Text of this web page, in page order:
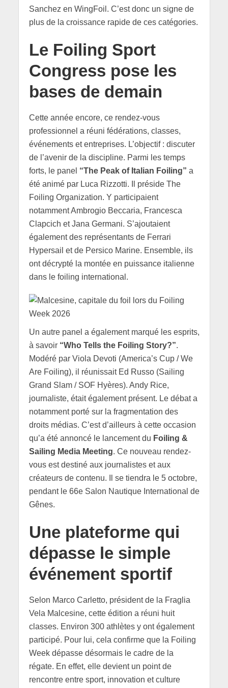
Sanchez en WingFoil. C’est donc un signe de
plus de la croissance rapide de ces catégories.
Le Foiling Sport
Congress pose les
bases de demain
Cette année encore, ce rendez-vous
professionnel a réuni fédérations, classes,
événements et entreprises. L’objectif : discuter
de l’avenir de la discipline. Parmi les temps
forts, le panel “The Peak of Italian Foiling” a
été animé par Luca Rizzotti. Il préside The
Foiling Organization. Y participaient
notamment Ambrogio Beccaria, Francesca
Clapcich et Jana Germani. S’ajoutaient
également des représentants de Ferrari
Hypersail et de Persico Marine. Ensemble, ils
ont décrypté la montée en puissance italienne
dans le foiling international.
Un autre panel a également marqué les esprits,
à savoir “Who Tells the Foiling Story?”.
Modéré par Viola Devoti (America’s Cup / We
Are Foiling), il réunissait Ed Russo (Sailing
Grand Slam / SOF Hyères). Andy Rice,
journaliste, était également présent. Le débat a
notamment porté sur la fragmentation des
droits médias. C’est d’ailleurs à cette occasion
qu’a été annoncé le lancement du Foiling &
Sailing Media Meeting. Ce nouveau rendez-
vous est destiné aux journalistes et aux
créateurs de contenu. Il se tiendra le 5 octobre,
pendant le 66e Salon Nautique International de
Gênes.
Une plateforme qui
dépasse le simple
événement sportif
Selon Marco Carletto, président de la Fraglia
Vela Malcesine, cette édition a réuni huit
classes. Environ 300 athlètes y ont également
participé. Pour lui, cela confirme que la Foiling
Week dépasse désormais le cadre de la
régate. En effet, elle devient un point de
rencontre entre sport, innovation et culture